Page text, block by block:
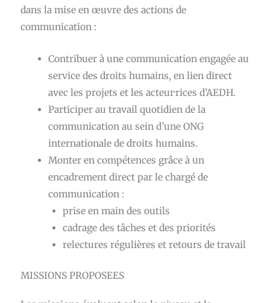
dans la mise en œuvre des actions de
communication :
Contribuer à une communication engagée au
service des droits humains, en lien direct
avec les projets et les acteur·rices d’AEDH.
Participer au travail quotidien de la
communication au sein d’une ONG
internationale de droits humains.
Monter en compétences grâce à un
encadrement direct par le chargé de
communication :
prise en main des outils
cadrage des tâches et des priorités
relectures régulières et retours de travail
MISSIONS PROPOSEES